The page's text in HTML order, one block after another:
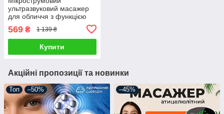
ультразвуковий масажер
для обличчя з функцією
EMS, RF та світлотерапії
LED із мікрострумами,
скрабер
569 ₴ 1 139 ₴
Купити
Акційні пропозиції та новинки
Топ –50% –45%